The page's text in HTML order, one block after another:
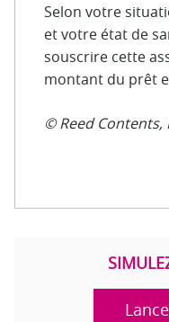
Selon votre
et votre état de
souscrire cette
montant du prêt
© Reed Contents,